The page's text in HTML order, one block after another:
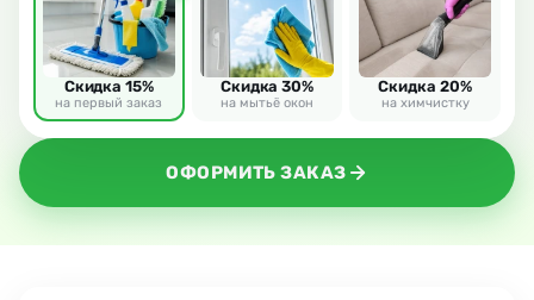
ОФОРМИТЬ ЗАКАЗ
Скидка 15%
на первый заказ
Скидка 30%
на мытьё окон
Скидка 20%
на химчистку